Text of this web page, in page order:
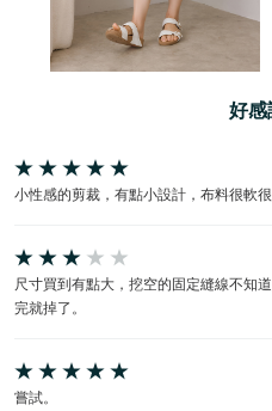
好感
小性感的剪裁，有點小設計，布料很軟很
尺寸買到有點大，挖空的固定縫線不知
完就掉了。
嘗試。